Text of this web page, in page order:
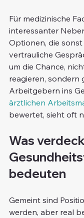
Für medizinische
interessanter
Optionen, die
vertrauliche
um die Chance,
reagieren, sondern
Arbeitgebern ins
ärztlichen
bewertet, sieht oft
Was
bedeuten
Gemeint sind
werden, aber real